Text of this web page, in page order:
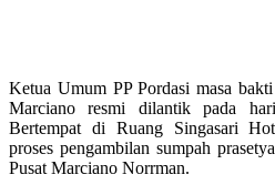
Ketua Umum PP Pordasi masa
Marciano resmi dilantik pada
Bertempat di Ruang Singasari
proses pengambilan sumpah
Pusat Marciano Norrman.